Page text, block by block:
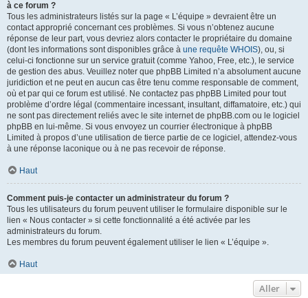
à ce forum ?
Tous les administrateurs listés sur la page « L’équipe » devraient être un
contact approprié concernant ces problèmes. Si vous n’obtenez aucune
réponse de leur part, vous devriez alors contacter le propriétaire du domaine
(dont les informations sont disponibles grâce à une requête WHOIS), ou, si
celui-ci fonctionne sur un service gratuit (comme Yahoo, Free, etc.), le service
de gestion des abus. Veuillez noter que phpBB Limited n’a absolument aucune
juridiction et ne peut en aucun cas être tenu comme responsable de comment,
où et par qui ce forum est utilisé. Ne contactez pas phpBB Limited pour tout
problème d’ordre légal (commentaire incessant, insultant, diffamatoire, etc.) qui
ne sont pas directement reliés avec le site internet de phpBB.com ou le logiciel
phpBB en lui-même. Si vous envoyez un courrier électronique à phpBB
Limited à propos d’une utilisation de tierce partie de ce logiciel, attendez-vous
à une réponse laconique ou à ne pas recevoir de réponse.
Haut
Comment puis-je contacter un administrateur du forum ?
Tous les utilisateurs du forum peuvent utiliser le formulaire disponible sur le
lien « Nous contacter » si cette fonctionnalité a été activée par les
administrateurs du forum.
Les membres du forum peuvent également utiliser le lien « L’équipe ».
Haut
Aller